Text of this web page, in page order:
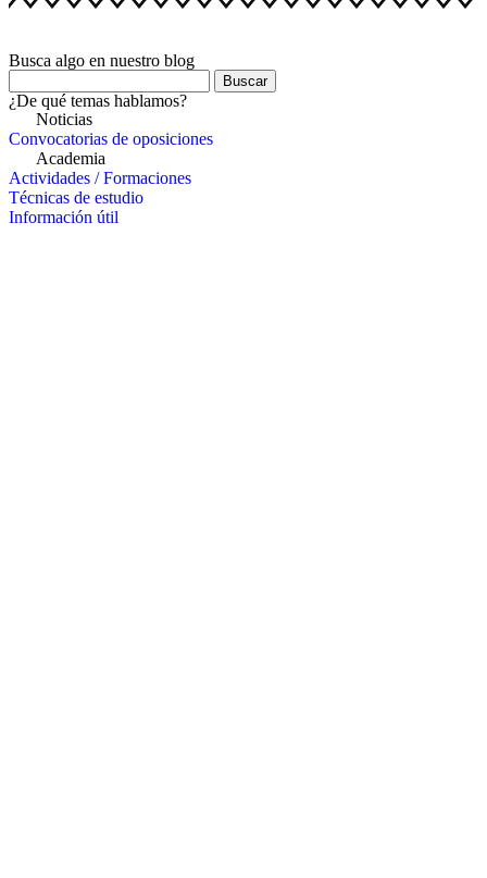
Busca algo en nuestro blog
Buscar
¿De qué temas hablamos?
Noticias
Convocatorias de oposiciones
Academia
Actividades / Formaciones
Técnicas de estudio
Información útil